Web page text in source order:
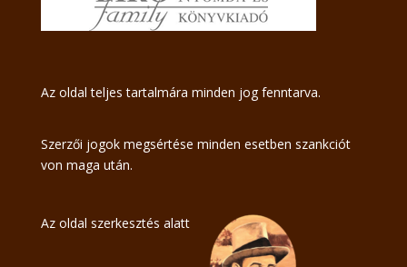
Az oldal teljes tartalmára minden jog fenntarva.
Szerzői jogok megsértése minden esetben szankciót
von maga után.
Az oldal szerkesztés alatt